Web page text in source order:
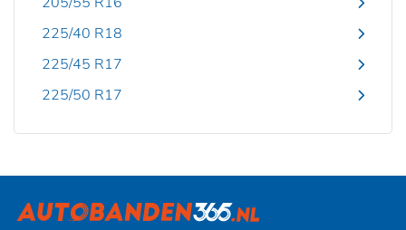
225/40 R18
225/45 R17
225/50 R17